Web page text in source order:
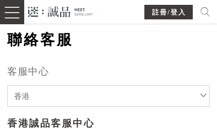
註冊/登入
聯絡客服
客服中心
香港
香港誠品客服中心